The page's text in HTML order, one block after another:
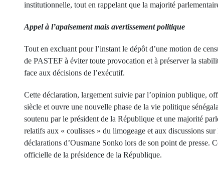
institutionnelle, tout en rappelant que la majorité
Appel à l’apaisement mais avertissement politique
Tout en excluant pour l’instant le dépôt d’une motion de
de PASTEF à éviter toute provocation et à préserver la
face aux décisions de l’exécutif.
Cette déclaration, largement suivie par l’opinion publique,
siècle et ouvre une nouvelle phase de la vie politique
soutenu par le président de la République et une majorité
relatifs aux « coulisses » du limogeage et aux discussions
déclarations d’Ousmane Sonko lors de son point de presse.
officielle de la présidence de la République.